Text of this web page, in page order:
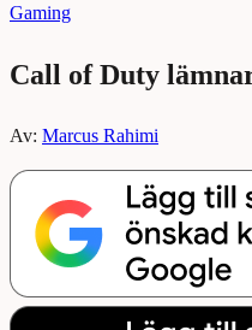
Gaming
Call of Duty
Av: Marcus Rahimi